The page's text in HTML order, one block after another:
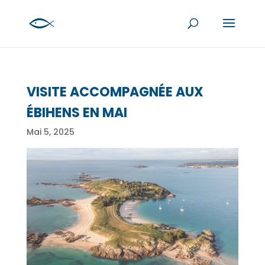
VISITE ACCOMPAGNÉE AUX
ÉBIHENS EN MAI
Mai 5, 2025